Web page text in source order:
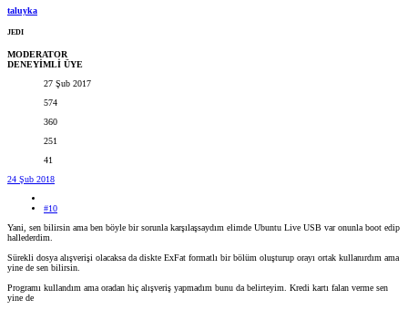
taluyka
JEDI
MODERATOR
DENEYİMLİ ÜYE
27 Şub 2017
574
360
251
41
24 Şub 2018
#10
Yani, sen bilirsin ama ben böyle bir sorunla karşılaşsaydım elimde Ubuntu Live USB var onunla boot edip
hallederdim.
Sürekli dosya alışverişi olacaksa da diskte ExFat formatlı bir bölüm oluşturup orayı ortak kullanırdım ama
yine de sen bilirsin.
Programı kullandım ama oradan hiç alışveriş yapmadım bunu da belirteyim. Kredi kartı falan verme sen
yine de